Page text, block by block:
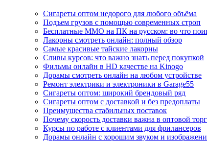
Сигареты оптом недорого для любого объёма
Подъем грузов с помощью современных строп
Бесплатные MMO на ПК на русском: во что
Лакорны смотреть онлайн: полный обзор
Самые красивые тайские лакорны
Сливы курсов: что важно знать перед покупкой
Фильмы онлайн в HD качестве на Kinogo
Дорамы смотреть онлайн на любом устройстве
Ремонт электрики и электроники в Garage55
Сигареты оптом: широкий брендовый ряд
Сигареты оптом с доставкой и без предоплаты
Преимущества стабильных поставок
Почему скорость доставки важна в оптовой
Курсы по работе с клиентами для фрилансеров
Дорамы онлайн с хорошим звуком и